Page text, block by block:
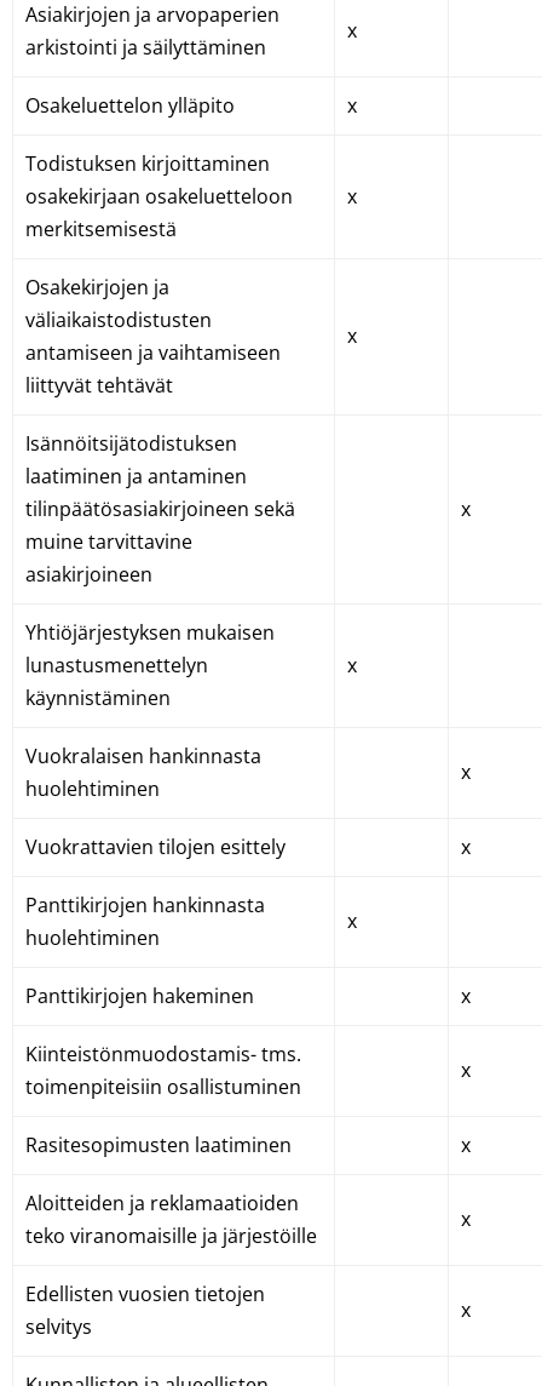
Asiakirjojen ja arvopaperien
arkistointi ja säilyttäminen
x
Osakeluettelon ylläpito x
Todistuksen kirjoittaminen
osakekirjaan osakeluetteloon
merkitsemisestä
x
Osakekirjojen ja
väliaikaistodistusten
antamiseen ja vaihtamiseen
liittyvät tehtävät
x
Isännöitsijätodistuksen
laatiminen ja antaminen
tilinpäätösasiakirjoineen sekä
muine tarvittavine
asiakirjoineen
x
Yhtiöjärjestyksen mukaisen
lunastusmenettelyn
käynnistäminen
x
Vuokralaisen hankinnasta
huolehtiminen
x
Vuokrattavien tilojen esittely x
Panttikirjojen hankinnasta
huolehtiminen
x
Panttikirjojen hakeminen x
Kiinteistönmuodostamis- tms.
toimenpiteisiin osallistuminen
x
Rasitesopimusten laatiminen x
Aloitteiden ja reklamaatioiden
teko viranomaisille ja järjestöille
x
Edellisten vuosien tietojen
selvitys
x